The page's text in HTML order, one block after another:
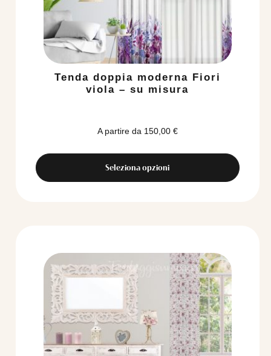
Tenda doppia moderna Fiori
viola – su misura
A partire da 150,00 €
Seleziona opzioni